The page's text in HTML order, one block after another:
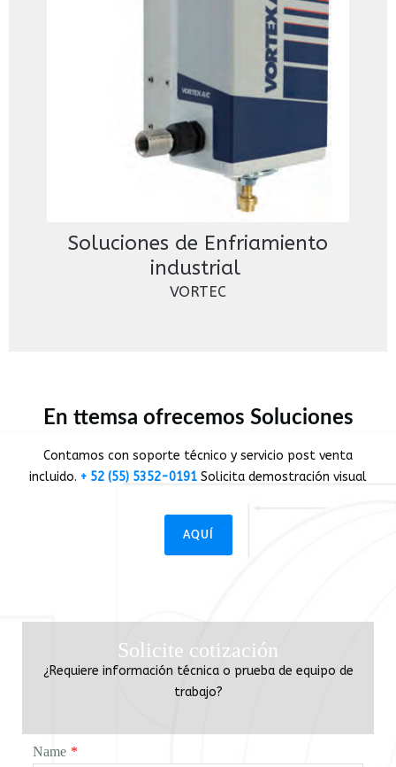
Soluciones de Enfriamiento
industrial
VORTEC
En ttemsa ofrecemos Soluciones
Contamos con soporte técnico y servicio post venta
incluido. + 52 (55) 5352-0191 Solicita demostración visual
AQUÍ
Solicite cotización
¿Requiere información técnica o prueba de equipo de
trabajo?
Name *